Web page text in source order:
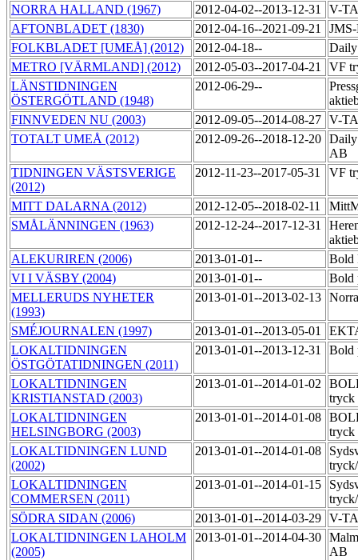
NORRA HALLAND (1967) 2012-04-02--2013-12-31
V-
AFTONBLADET (1830)
2012-04-16--2021-09-21
FOLKBLADET [UMEÅ] (2012)
2012-04-18--
METRO [VÄRMLAND] (2012)
2012-05-03--2017-04-21
VF
LÄNSTIDNINGEN
ÖSTERGÖTLAND (1948)
2012-06-29--
FINNVEDEN NU (2003)
2012-09-05--2014-08-27 V-
TOTALT UMEÅ (2012)
2012-09-26--2018-12-20
AB
TIDNINGEN VÄSTSVERIGE
(2012)
2012-11-23--2017-05-31 VF
MITT DALARNA (2012) 2012-12-05--2018-02-11
SMÅLÄNNINGEN (1963)
2012-12-24--2017-12-31
ALEKURIREN (2006)
2013-01-01--
Bold
VI I VÄSBY (2004)
2013-01-01--
Bold
MELLERUDS NYHETER
(1993)
2013-01-01--2013-02-13
SMÉJOURNALEN (1997) 2013-01-01--2013-05-01
LOKALTIDNINGEN
ÖSTGÖTATIDNINGEN (2011)
2013-01-01--2013-12-31 Bold
LOKALTIDNINGEN
KRISTIANSTAD (2003)
2013-01-01--2014-01-02
tryck
LOKALTIDNINGEN
HELSINGBORG (2003)
2013-01-01--2014-01-08
tryck
LOKALTIDNINGEN LUND
(2002)
2013-01-01--2014-01-08
LOKALTIDNINGEN
COMMERSEN (2011)
2013-01-01--2014-01-15
SÖDRA SIDAN (2006)
2013-01-01--2014-03-29 V-
LOKALTIDNINGEN LAHOLM
(2005)
2013-01-01--2014-04-30
AB